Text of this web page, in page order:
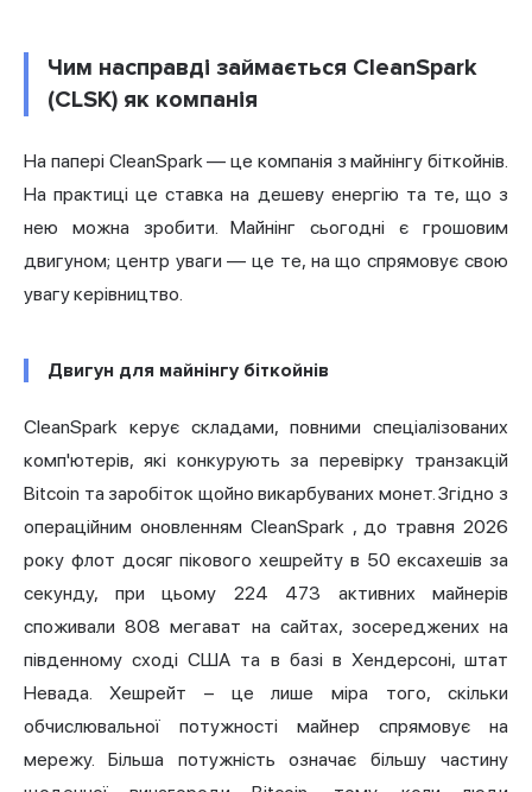
Чим насправді займається CleanSpark
(CLSK) як компанія
На папері CleanSpark — це компанія з майнінгу біткойнів.
На практиці це ставка на дешеву енергію та те, що з
нею можна зробити. Майнінг сьогодні є грошовим
двигуном; центр уваги — це те, на що спрямовує свою
увагу керівництво.
Двигун для майнінгу біткойнів
CleanSpark керує складами, повними спеціалізованих
комп'ютерів, які конкурують за перевірку транзакцій
Bitcoin та заробіток щойно викарбуваних монет.Згідно з
операційним оновленням CleanSpark, до травня 2026
року флот досяг пікового хешрейту в 50 ексахешів за
секунду, при цьому 224 473 активних майнерів
споживали 808 мегават на сайтах, зосереджених на
південному сході США та в базі в Хендерсоні, штат
Невада. Хешрейт – це лише міра того, скільки
обчислювальної потужності майнер спрямовує на
мережу. Більша потужність означає більшу частину